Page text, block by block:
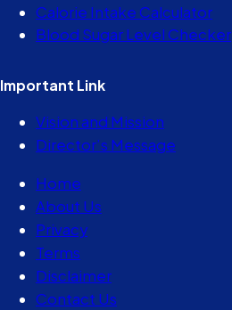
Calorie Intake Calculator
Blood Sugar Level Checker
Important Link
Vision and Mission
Director’s Message
Home
About Us
Privacy
Terms
Disclaimer
Contact Us